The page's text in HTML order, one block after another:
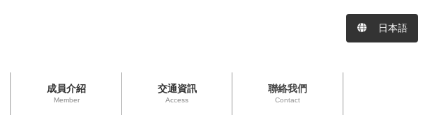
成員介紹
Member
交通資訊
Access
聯絡我們
Contact
日本語